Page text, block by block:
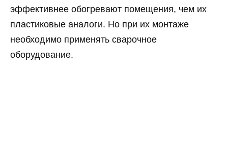
эффективнее обогревают помещения, чем их
пластиковые аналоги. Но при их монтаже
необходимо применять сварочное
оборудование.